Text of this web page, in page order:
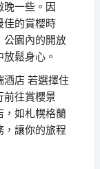
一些。因
佳的賞櫻時
公園內的開放
鬆身心。
酒店 若選擇住
前往賞櫻景
，如札幌格蘭
，讓你的旅程